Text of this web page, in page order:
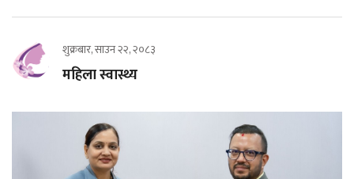
शुक्रबार, साउन २२, २०८३
महिला स्वास्थ्य